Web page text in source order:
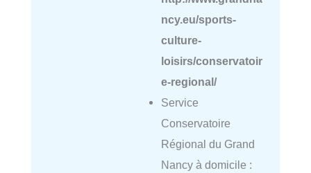
ncy.eu/sports-
culture-
loisirs/conservatoir
e-regional/
Service
Conservatoire
Régional du Grand
Nancy à domicile :